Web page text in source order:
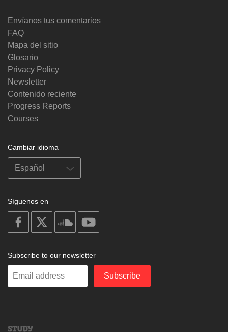
Envíanos tus comentarios
FAQ
Mapa del sitio
Glosario
Privacy Policy
Newsletter
Contenido reciente
Progress Reports
Courses
Cambiar idioma
Síguenos en
on
facebook
soundcloud
Subscribe to our newsletter
Enter
Subscribe
Study